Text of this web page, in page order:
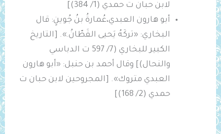
لابن حبان ت حمدي (1/ 384)]
أبو هارون العبدي،عُمارةُ بنُ جُوينٍ: قال
البخاري: «تركَهُ يَحيى القَطّانُ.». [التاريخ
الكبير للبخاري (7/ 597 ت الدباسي
والنحال)] وقال أحمد بن حنبل: ‌«أبو ‌هارون
‌العبدي متروك». [المجروحين لابن حبان ت
حمدي (2/ 168)]